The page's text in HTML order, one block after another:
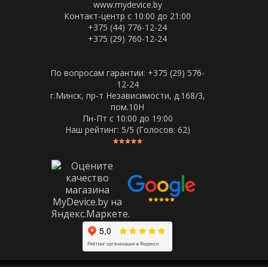
www.mydevice.by
Контакт-центр с 10:00 до 21:00
+375 (44) 776-12-24
+375 (29) 760-12-24
По вопросам гарантии: +375 (29) 576-
12-24
г.Минск, пр-т Независимости, д.168/3,
пом.10Н
Пн-Пт c 10:00 до 19:00
Наш рейтинг: 5/5 (Голосов: 62)